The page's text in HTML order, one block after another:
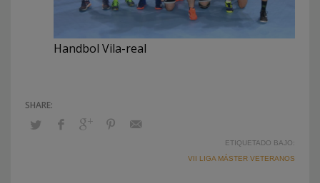
Handbol Vila-real
ETIQUETADO BAJO:
VII LIGA MÁSTER VETERANOS